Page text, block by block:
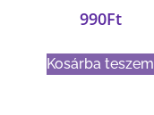
990Ft
Kosárba teszem